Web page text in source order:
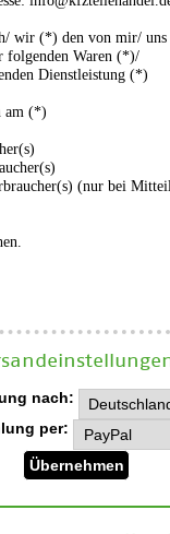
wir (*) den von mir/ uns
folgenden Waren (*)/
Dienstleistung (*)
am (*)
(nur bei
nach:
per: